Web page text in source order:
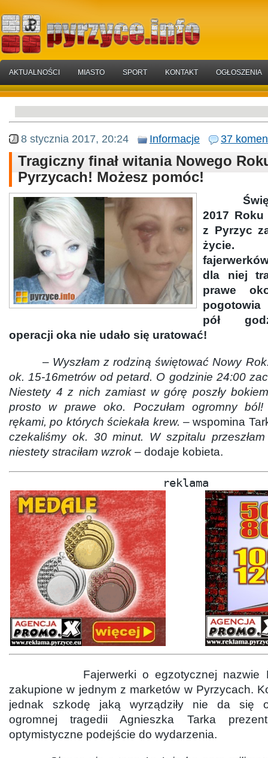
AKTUALNOŚCI MIASTO SPORT KONTAKT OGŁOSZENIA
8 stycznia 2017, 20:24 Informacje 37
Tragiczny finał witania Nowego
Pyrzycach! Możesz pomóc!
2017 Roku
z Pyrzyc
życie.
dla niej
prawe
pogotowia
pół
operacji oka nie udało się uratować!
– Wyszłam z rodziną świętować Nowy
ok. 15-16metrów od petard. O godzinie 24:00
Niestety 4 z nich zamiast w górę poszły
prosto w prawe oko. Poczułam ogromny ból!
rękami, po których ściekała krew. – wspomina
czekaliśmy ok. 30 minut. W szpitalu
niestety straciłam wzrok – dodaje kobieta.
reklama
Fajerwerki o egzotycznej nazwie
zakupione w jednym z marketów w Pyrzycach.
jednak szkodę jaką wyrządziły nie da się
ogromnej tragedii Agnieszka Tarka
optymistyczne podejście do wydarzenia.